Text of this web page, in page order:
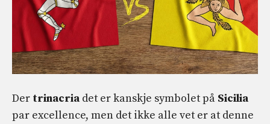
Der trinacria det er kanskje symbolet på Sicilia
par excellence, men det ikke alle vet er at denne